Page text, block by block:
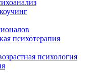
психотерапия
психология